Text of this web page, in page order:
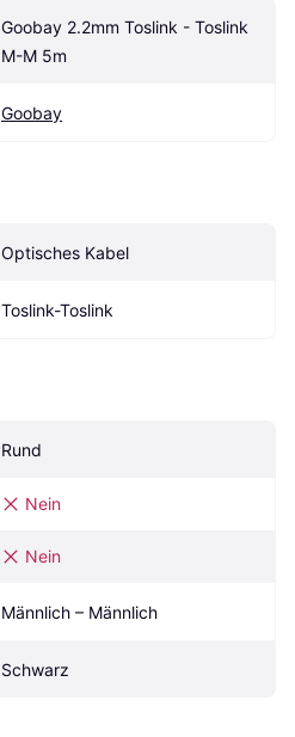
Goobay 2.2mm Toslink - Toslink
M-M 5m
Goobay
Optisches Kabel
Toslink-Toslink
Rund
Nein
Nein
Männlich – Männlich
Schwarz